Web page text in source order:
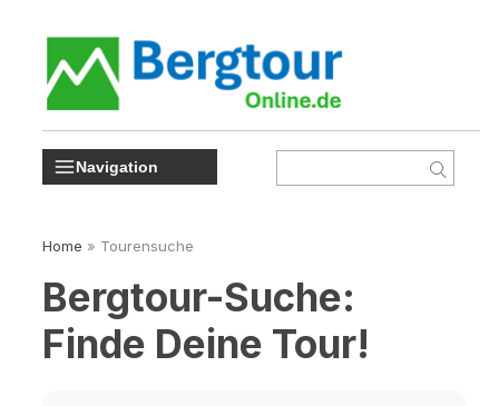
Navigation
Home » Tourensuche
Bergtour-Suche:
Finde Deine Tour!